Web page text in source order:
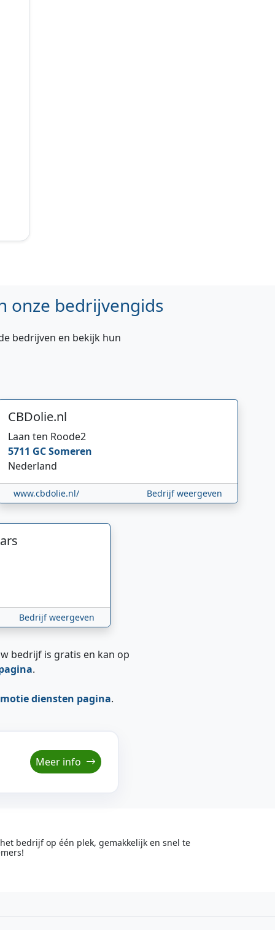
onze bedrijvengids
bedrijven en bekijk hun
CBDolie.nl
Laan ten Roode2
5711 GCSomeren
Nederland
www.cbdolie.nl/ Bedrijf weergeven
Bedrijf weergeven
bedrijf is gratis en kan op
.
diensten pagina.
Meer info
bedrijf op één plek, gemakkelijk en snel te